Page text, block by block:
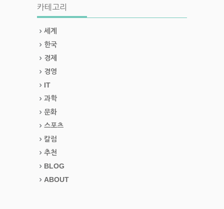
카테고리
세계
한국
경제
경영
IT
과학
문화
스포츠
칼럼
추천
BLOG
ABOUT